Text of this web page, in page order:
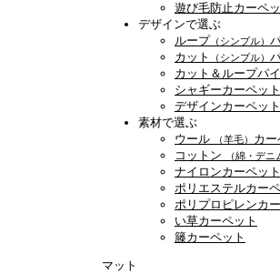
遊び毛防止カーペ
デザインで選ぶ
ループ （シンプル）
カット
（シンプル）
カット＆ループパ
シャギーカーペット
デザインカーペット
素材で選ぶ
ウール
（羊毛） カー
コットン
（綿・デニ
ナイロンカーペット
ポリエステルカー
ポリプロピレンカ
い草カーペット
籐カーペット
マット